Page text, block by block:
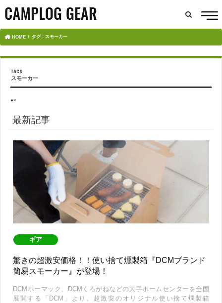
HOME タグ : スモーカー
スモーカー
●×
最新記事
ギア
驚きの超激安価格！！使い捨て燻製箱『DCMブランド
簡易スモーカー』が登場！
DCMホーマック、DCMくろがねなどの大手ホームセンターを全国
展開する「DCM」より、超激安のオリジナル使い捨て燻製箱